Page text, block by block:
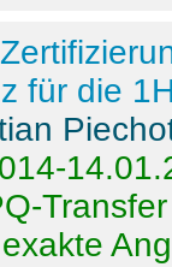
für die
Transfer